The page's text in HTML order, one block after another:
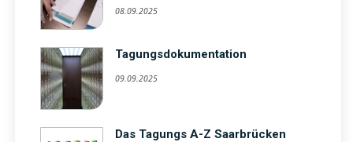
08.09.2025
Tagungsdokumentation
09.09.2025
Das Tagungs A-Z Saarbrücken